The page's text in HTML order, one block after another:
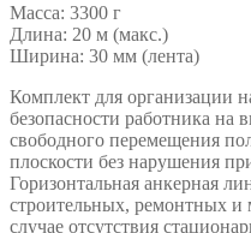
Масса: 3300 г
Длина: 20 м (макс.)
Ширина: 30 мм (лента)
Комплект для организации
безопасности работника на
свободного перемещения
плоскости без нарушения
Горизонтальная анкерная
строительных, ремонтных и
случае отсутствия